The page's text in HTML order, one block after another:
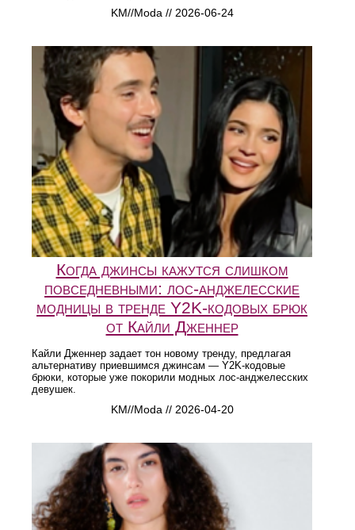
KM//Moda // 2026-06-24
Когда джинсы кажутся слишком
повседневными: лос-анджелесские
модницы в тренде Y2K-кодовых брюк
от Кайли Дженнер
Кайли Дженнер задает тон новому тренду, предлагая
альтернативу приевшимся джинсам — Y2K-кодовые
брюки, которые уже покорили модных лос-анджелесских
девушек.
KM//Moda // 2026-04-20